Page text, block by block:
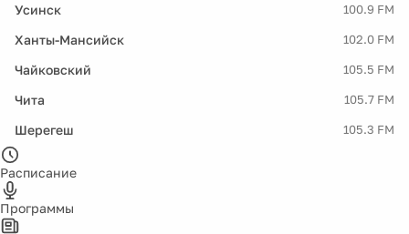
Усинск 100.9 FM
Ханты-Мансийск 102.0 FM
Чайковский 105.5 FM
Чита 105.7 FM
Шерегеш 105.3 FM
Расписание
Программы